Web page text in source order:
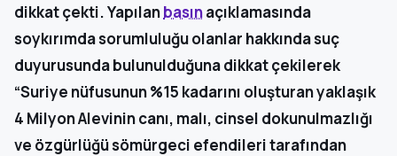
dikkat çekti. Yapılanbasınaçıklamasında
soykırımda sorumluluğu olanlar hakkında suç
duyurusunda bulunulduğuna dikkat çekilerek
“Suriye nüfusunun %15 kadarını oluşturan yaklaşık
4 Milyon Alevinin canı, malı, cinsel dokunulmazlığı
ve özgürlüğü sömürgeci efendileri tarafından